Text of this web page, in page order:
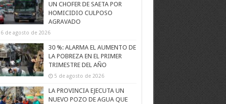
UN CHOFER DE SAETA POR
HOMICIDIO CULPOSO
AGRAVADO
6 de agosto de 2026
30 %: ALARMA EL AUMENTO DE
LA POBREZA EN EL PRIMER
TRIMESTRE DEL AÑO
5 de agosto de 2026
LA PROVINCIA EJECUTA UN
NUEVO POZO DE AGUA QUE